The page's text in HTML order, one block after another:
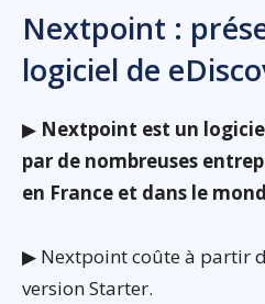
Nextpoint :
logiciel de
▶ Nextpoint est un
par de nombreuses
en France et dans le
▶ Nextpoint coûte à partir
version Starter.